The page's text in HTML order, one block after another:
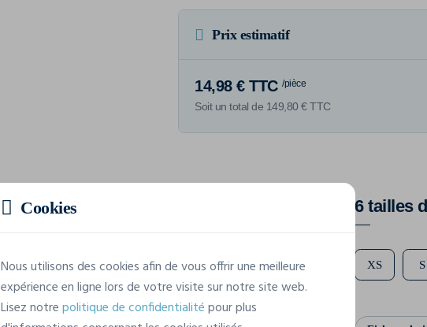
Prix estimatif
14,98 € TTC /pièce
Soit un total de 149,80 € TTC
Caractéristiques
Marque
Kariban
Référence
PK301
6 tailles
XS S
Cookies
Nous utilisons des cookies afin de vous offrir une meilleure
expérience en ligne lors de votre visite sur notre site web.
Lisez notrepolitique de confidentialitépour plus